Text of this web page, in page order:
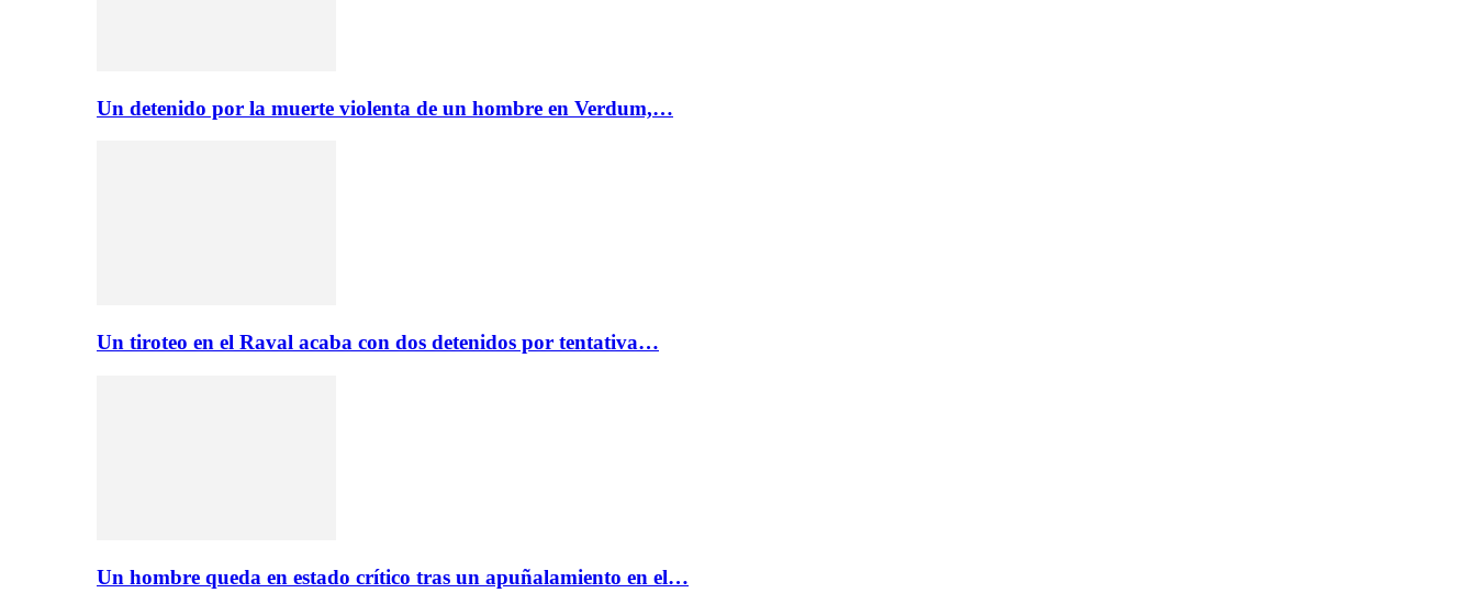
Un detenido por la muerte violenta de un hombre en Verdum,…
Un tiroteo en el Raval acaba con dos detenidos por tentativa…
Un hombre queda en estado crítico tras un apuñalamiento en el…